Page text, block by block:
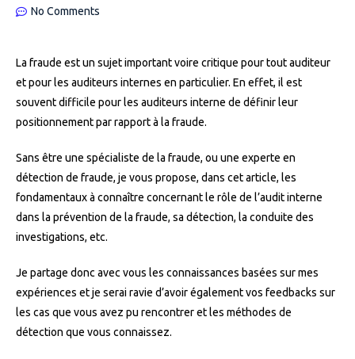
No Comments
La fraude est un sujet important voire critique pour tout auditeur
et pour les auditeurs internes en particulier. En effet, il est
souvent difficile pour les auditeurs interne de définir leur
positionnement par rapport à la fraude.
Sans être une spécialiste de la fraude, ou une experte en
détection de fraude, je vous propose, dans cet article, les
fondamentaux à connaître concernant le rôle de l’audit interne
dans la prévention de la fraude, sa détection, la conduite des
investigations, etc.
Je partage donc avec vous les connaissances basées sur mes
expériences et je serai ravie d’avoir également vos feedbacks sur
les cas que vous avez pu rencontrer et les méthodes de
détection que vous connaissez.